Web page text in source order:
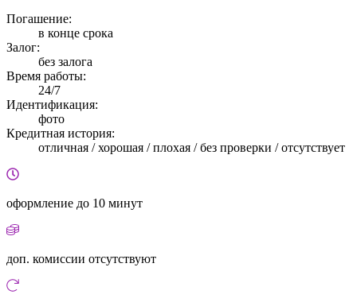
Погашение:
в конце срока
Залог:
без залога
Время работы:
24/7
Идентификация:
фото
Кредитная история:
отличная / хорошая / плохая / без проверки / отсутствует
оформление до 10 минут
доп. комиссии отсутствуют